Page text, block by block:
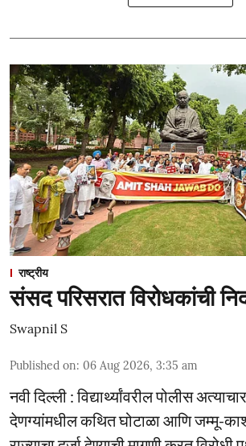
राष्ट्रीय
संसद परिसरात विरोधकांची
Swapnil S
Published on: 06 Aug 2026, 3:35 am
नवी दिल्ली : विद्यार्थ्यांवरील पोलीस
देणग्यांमधील कथित घोटाळा आणि जम्मू-